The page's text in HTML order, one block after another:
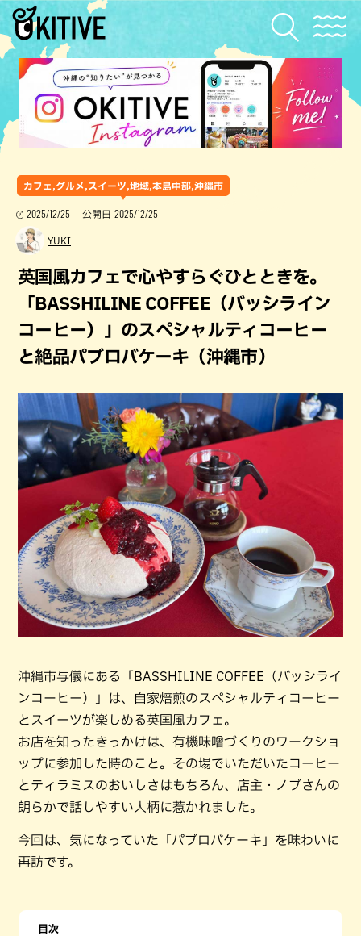
カフェ,グルメ,スイーツ,地域,本島中部,沖縄市
2025/12/25 公開日 2025/12/25
YUKI
英国風カフェで心やすらぐひとときを。
「BASSHILINE COFFEE（バッシライン
コーヒー）」のスペシャルティコーヒー
と絶品パブロバケーキ（沖縄市）
沖縄市与儀にある「BASSHILINE COFFEE（バッシライ
ンコーヒー）」は、自家焙煎のスペシャルティコーヒー
とスイーツが楽しめる英国風カフェ。
お店を知ったきっかけは、有機味噌づくりのワークショ
ップに参加した時のこと。その場でいただいたコーヒー
とティラミスのおいしさはもちろん、店主・ノブさんの
朗らかで話しやすい人柄に惹かれました。
今回は、気になっていた「パブロバケーキ」を味わいに
再訪です。
目次